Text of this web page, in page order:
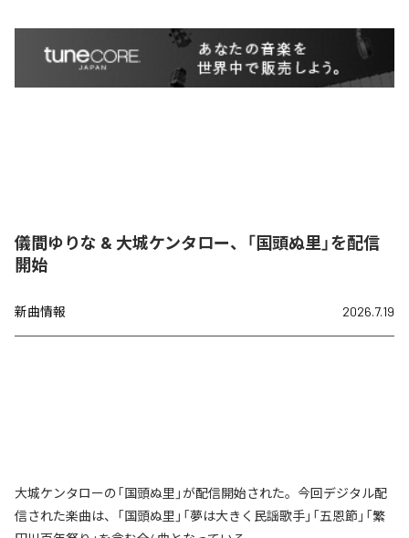
儀間ゆりな & 大城ケンタロー、「国頭ぬ里」を配信
開始
新曲情報 2026.7.19
大城ケンタローの「国頭ぬ里」が配信開始された。今回デジタル配
信された楽曲は、「国頭ぬ里」「夢は大きく民謡歌手」「五恩節」「繁